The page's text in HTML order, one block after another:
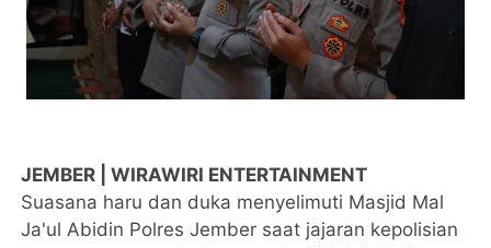
JEMBER | WIRAWIRI ENTERTAINMENT
Suasana haru dan duka menyelimuti Masjid Mal
Ja'ul Abidin Polres Jember saat jajaran kepolisian